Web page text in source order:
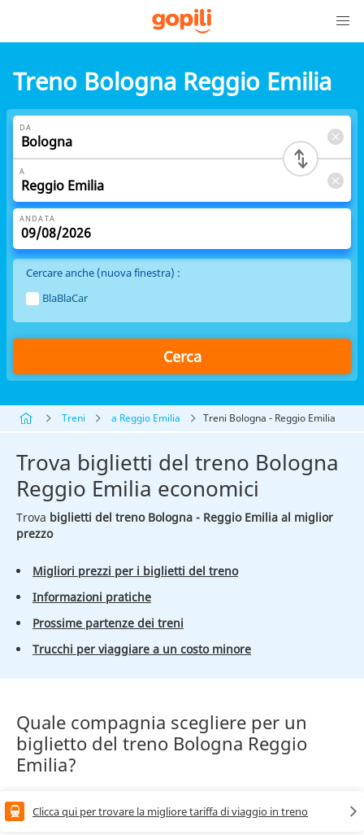
Treno Bologna Reggio Emilia
DA
A
ANDATA
Cercare anche (nuova finestra) :
BlaBlaCar
Cerca
Treni a Reggio Emilia Treni Bologna - Reggio Emilia
Trova biglietti del treno Bologna
Reggio Emilia economici
Trova biglietti del treno Bologna - Reggio Emilia al miglior
prezzo
Migliori prezzi per i biglietti del treno
Informazioni pratiche
Prossime partenze dei treni
Trucchi per viaggiare a un costo minore
Quale compagnia scegliere per un
biglietto del treno Bologna Reggio
Emilia?
Clicca qui per trovare la migliore tariffa di viaggio in treno